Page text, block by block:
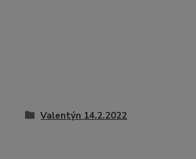
Valentýn 14.2.2022